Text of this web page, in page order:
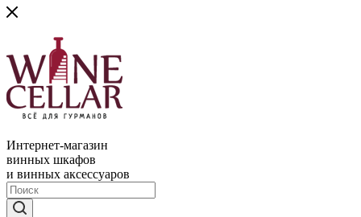
Интернет-магазин
винных шкафов
и винных аксессуаров